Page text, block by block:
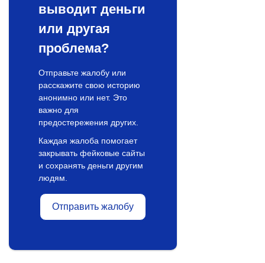
выводит деньги
или другая
проблема?
Отправьте жалобу или
расскажите свою историю
анонимно или нет. Это
важно для
предостережения других.
Каждая жалоба помогает
закрывать фейковые сайты
и сохранять деньги другим
людям.
Отправить жалобу